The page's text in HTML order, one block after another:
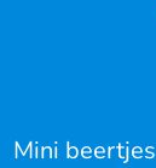
Mini beertjes